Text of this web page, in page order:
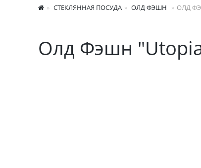
СТЕКЛЯННАЯ ПОСУДА ОЛД ФЭШН ОЛД
Олд Фэшн